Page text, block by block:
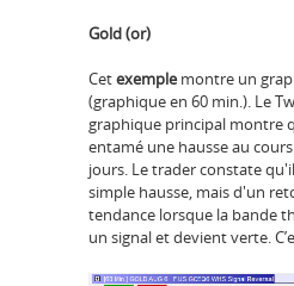
Gold (or)
Cetexemplemontre un
(graphique en 60 min.). Le
graphique principal montre
entamé une hausse au
jours. Le trader constate
simple hausse, mais d'un
tendance lorsque la bande
un signal et devient verte.